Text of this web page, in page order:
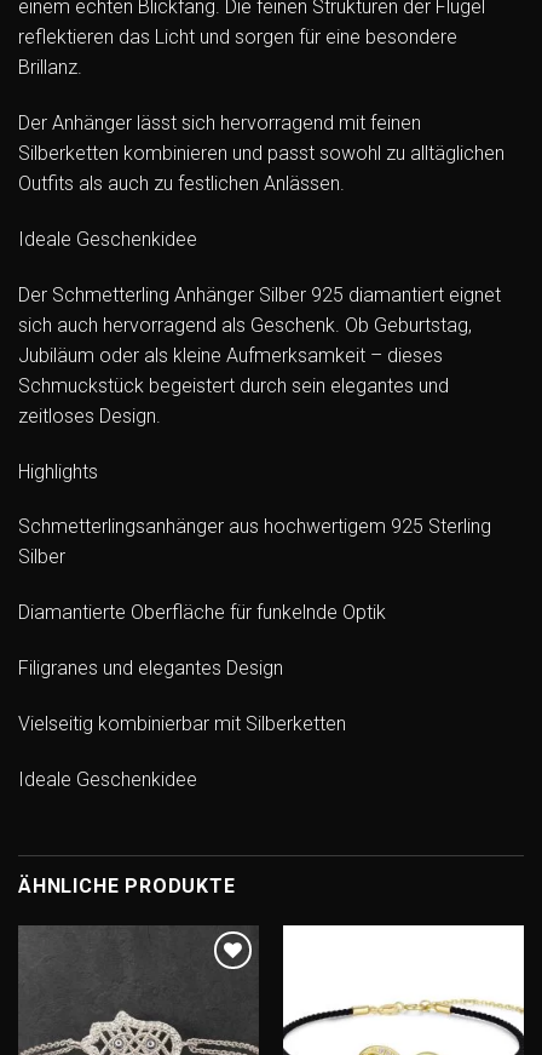
einem echten Blickfang. Die feinen Strukturen der Flügel
reflektieren das Licht und sorgen für eine besondere
Brillanz.
Der Anhänger lässt sich hervorragend mit feinen
Silberketten kombinieren und passt sowohl zu alltäglichen
Outfits als auch zu festlichen Anlässen.
Ideale Geschenkidee
Der Schmetterling Anhänger Silber 925 diamantiert eignet
sich auch hervorragend als Geschenk. Ob Geburtstag,
Jubiläum oder als kleine Aufmerksamkeit – dieses
Schmuckstück begeistert durch sein elegantes und
zeitloses Design.
Highlights
Schmetterlingsanhänger aus hochwertigem 925 Sterling
Silber
Diamantierte Oberfläche für funkelnde Optik
Filigranes und elegantes Design
Vielseitig kombinierbar mit Silberketten
Ideale Geschenkidee
ÄHNLICHE PRODUKTE
wishlist